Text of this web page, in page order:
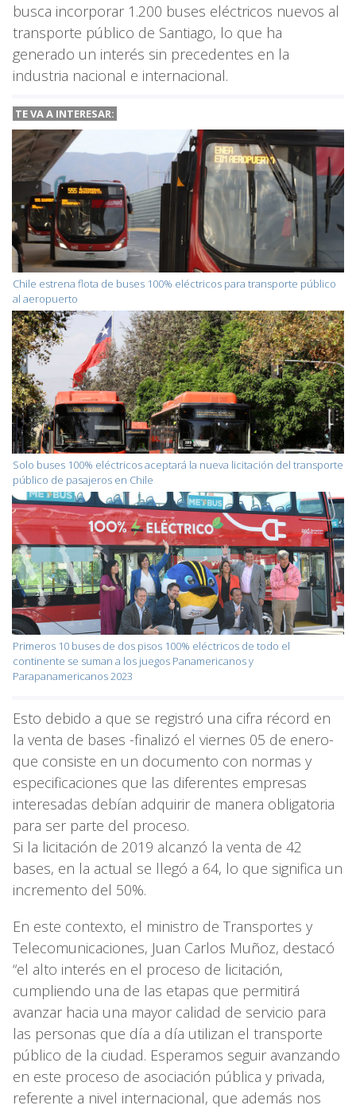
busca incorporar 1.200 buses eléctricos nuevos al
transporte público de Santiago, lo que ha
generado un interés sin precedentes en la
industria nacional e internacional.
TE VA A INTERESAR:
Chile estrena flota de buses 100% eléctricos para transporte público
al aeropuerto
Solo buses 100% eléctricos aceptará la nueva licitación del transporte
público de pasajeros en Chile
Primeros 10 buses de dos pisos 100% eléctricos de todo el
continente se suman a los juegos Panamericanos y
Parapanamericanos 2023
Esto debido a que se registró una cifra récord en
la venta de bases -finalizó el viernes 05 de enero-
que consiste en un documento con normas y
especificaciones que las diferentes empresas
interesadas debían adquirir de manera obligatoria
para ser parte del proceso.
Si la licitación de 2019 alcanzó la venta de 42
bases, en la actual se llegó a 64, lo que significa un
incremento del 50%.
En este contexto, el ministro de Transportes y
Telecomunicaciones, Juan Carlos Muñoz, destacó
“el alto interés en el proceso de licitación,
cumpliendo una de las etapas que permitirá
avanzar hacia una mayor calidad de servicio para
las personas que día a día utilizan el transporte
público de la ciudad. Esperamos seguir avanzando
en este proceso de asociación pública y privada,
referente a nivel internacional, que además nos